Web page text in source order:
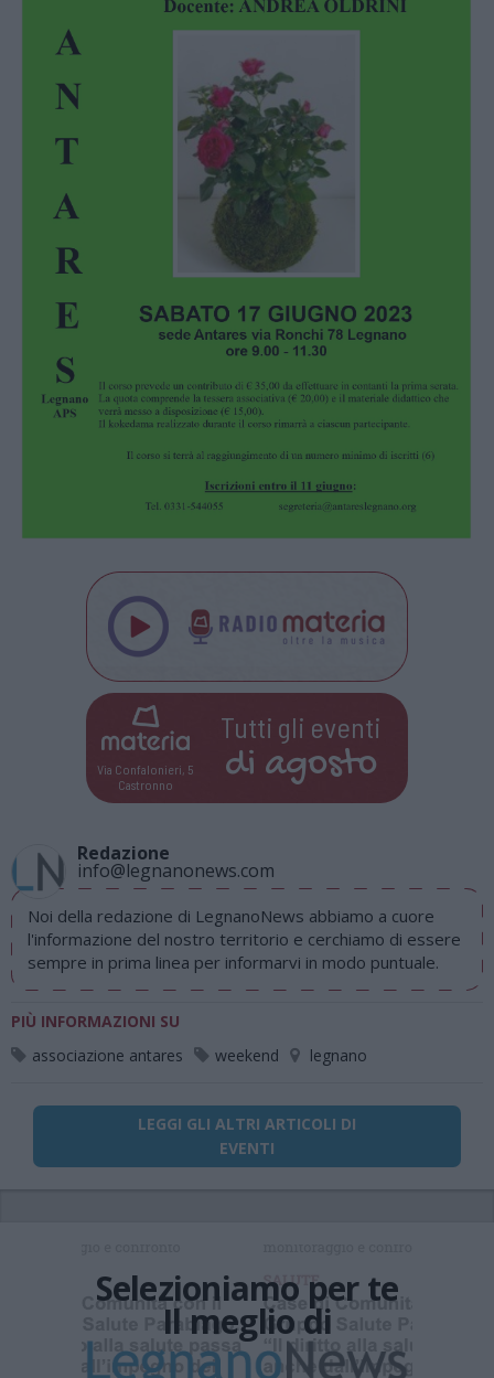
Via Confalonieri, 5
Castronno
Tutti gli eventi
di agosto
Redazione
info@legnanonews.com
Noi della redazione di LegnanoNews abbiamo a cuore
l'informazione del nostro territorio e cerchiamo di essere
sempre in prima linea per informarvi in modo puntuale.
PIÙ INFORMAZIONI SU
associazione antares
weekend legnano
LEGGI GLI ALTRI ARTICOLI DI
EVENTI
Selezioniamo per te
Il meglio di